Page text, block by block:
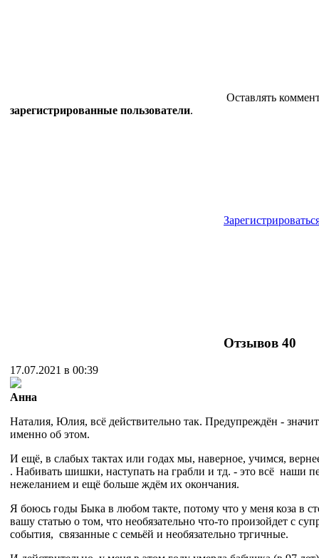
Оставлять
зарегистрированные пользователи.
Отзывов 40
17.07.2021 в 00:39
Анна
Наталия, Юлия, всё действительно так. Предупреждён -
именно об этом.
И ещё, в слабых тактах или годах мы, наверное, учимся,
. Набивать шишки, наступать на грабли и тд. - это всё наши
нежеланием и ещё больше ждём их окончания.
Я боюсь годы Быка в любом такте, потому что у меня коза в
вашу статью о том, что необязательно что-то произойдет с
события, связанные с семьёй и необязательно тргичные.